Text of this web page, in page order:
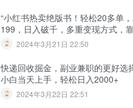
“小红书热卖绝版书！轻松20多单
199，日入破千，多重变现方式，
目！”2024年3月21日 22:50
快递回收掘金，副业兼职的更好选
小白当天上手，轻松日入2000+
2024年3月22日 22:51